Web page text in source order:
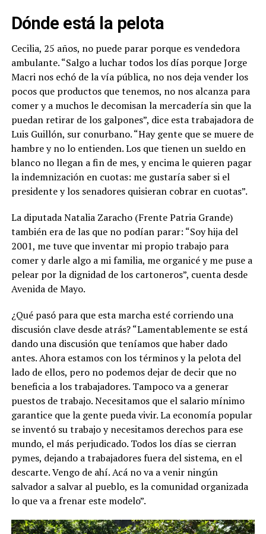
Dónde está la pelota
Cecilia, 25 años, no puede parar porque es vendedora
ambulante. “Salgo a luchar todos los días porque Jorge
Macri nos echó de la vía pública, no nos deja vender los
pocos que productos que tenemos, no nos alcanza para
comer y a muchos le decomisan la mercadería sin que la
puedan retirar de los galpones”, dice esta trabajadora de
Luis Guillón, sur conurbano. “Hay gente que se muere de
hambre y no lo entienden. Los que tienen un sueldo en
blanco no llegan a fin de mes, y encima le quieren pagar
la indemnización en cuotas: me gustaría saber si el
presidente y los senadores quisieran cobrar en cuotas”.
La diputada Natalia Zaracho (Frente Patria Grande)
también era de las que no podían parar: “Soy hija del
2001, me tuve que inventar mi propio trabajo para
comer y darle algo a mi familia, me organicé y me puse a
pelear por la dignidad de los cartoneros”, cuenta desde
Avenida de Mayo.
¿Qué pasó para que esta marcha esté corriendo una
discusión clave desde atrás? “Lamentablemente se está
dando una discusión que teníamos que haber dado
antes. Ahora estamos con los términos y la pelota del
lado de ellos, pero no podemos dejar de decir que no
beneficia a los trabajadores. Tampoco va a generar
puestos de trabajo. Necesitamos que el salario mínimo
garantice que la gente pueda vivir. La economía popular
se inventó su trabajo y necesitamos derechos para ese
mundo, el más perjudicado. Todos los días se cierran
pymes, dejando a trabajadores fuera del sistema, en el
descarte. Vengo de ahí. Acá no va a venir ningún
salvador a salvar al pueblo, es la comunidad organizada
lo que va a frenar este modelo”.